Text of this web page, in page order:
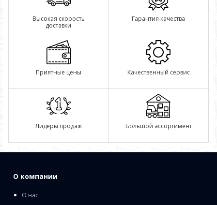
Высокая скорость
доставки
Гарантия качества
Приятные цены Качественный сервис
Лидеры продаж Большой ассортимент
О компании
О нас